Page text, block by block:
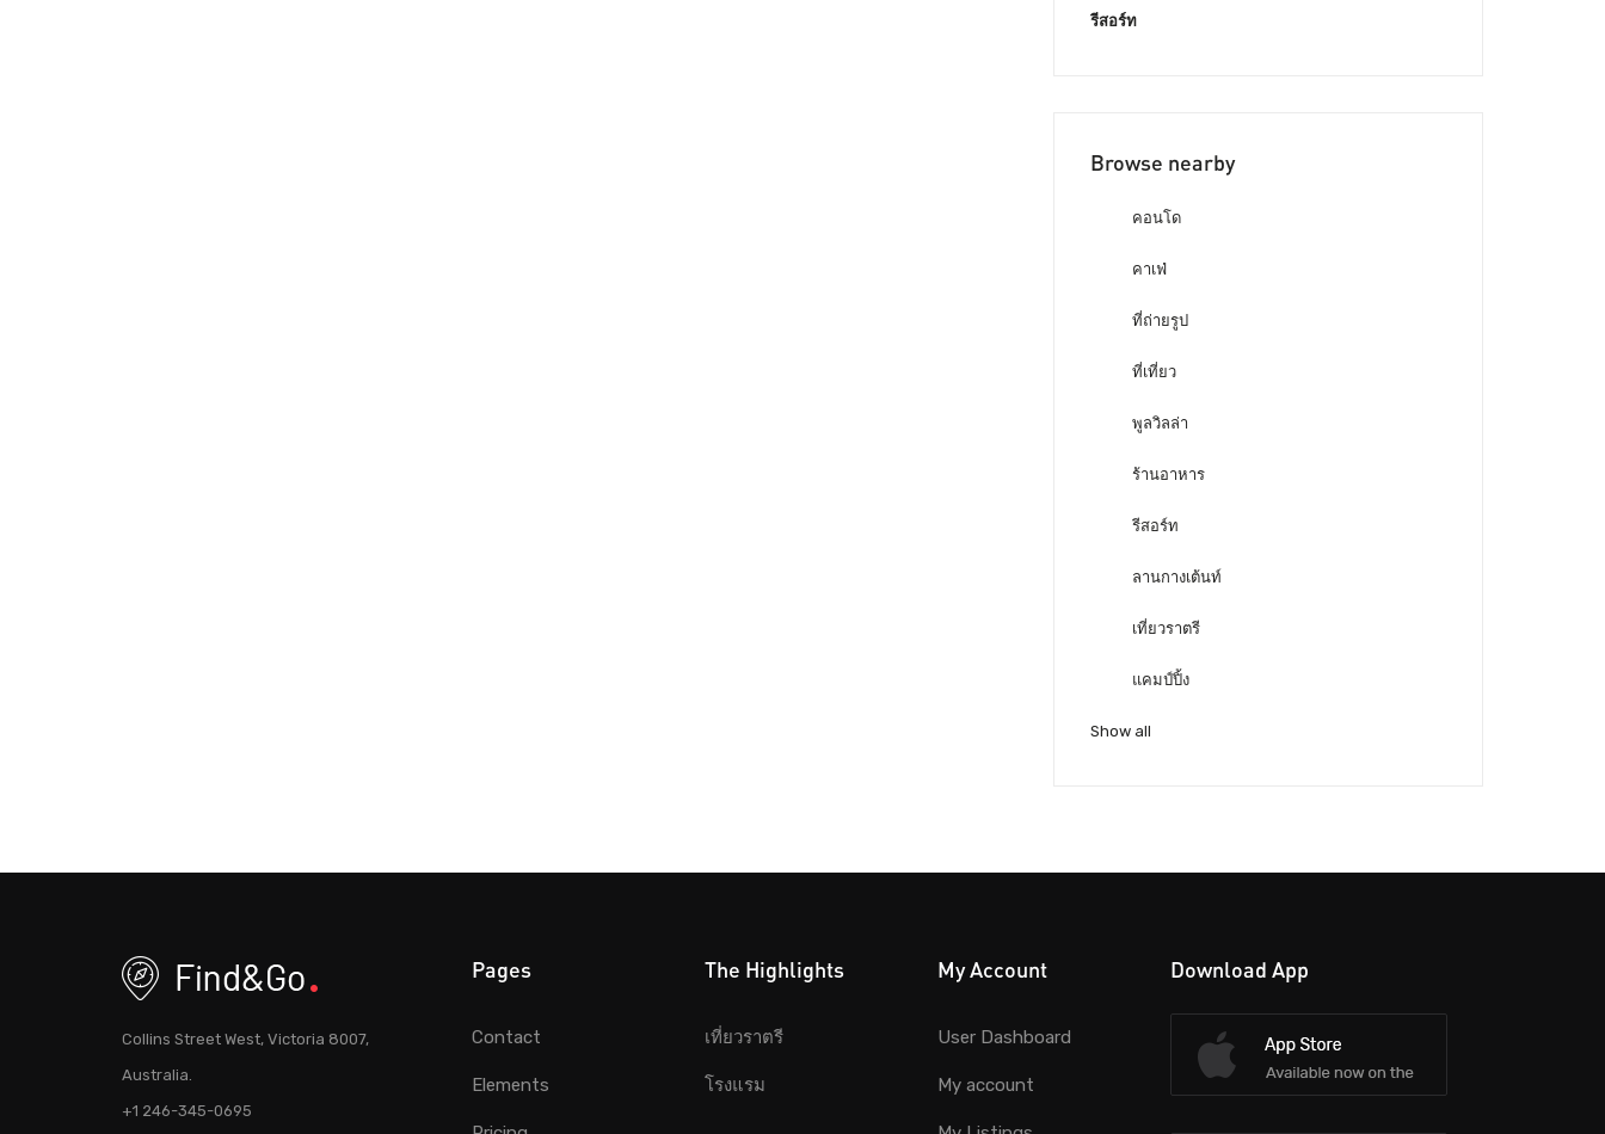
รีสอร์ท
Browse nearby
คอนโด
คาเฟ่
ที่ถ่ายรูป
ที่เที่ยว
พูลวิลล่า
ร้านอาหาร
รีสอร์ท
ลานกางเต้นท์
เที่ยวราตรี
แคมป์ปิ้ง
Show all
Collins Street West, Victoria 8007,
Australia.
+1 246-345-0695
Pages
Contact
Elements
The Highlights
เที่ยวราตรี
โรงแรม
My Account
User Dashboard
My account
Download App